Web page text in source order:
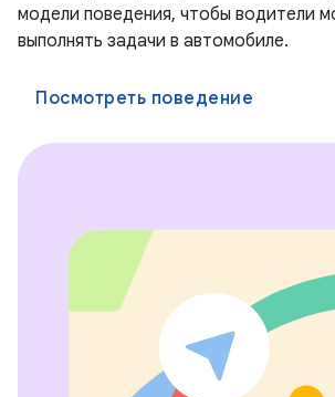
модели поведения, чтобы водители
выполнять задачи в автомобиле.
Посмотреть поведение